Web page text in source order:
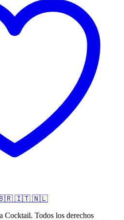
🇮🇹 🇳🇱
Todos los derechos